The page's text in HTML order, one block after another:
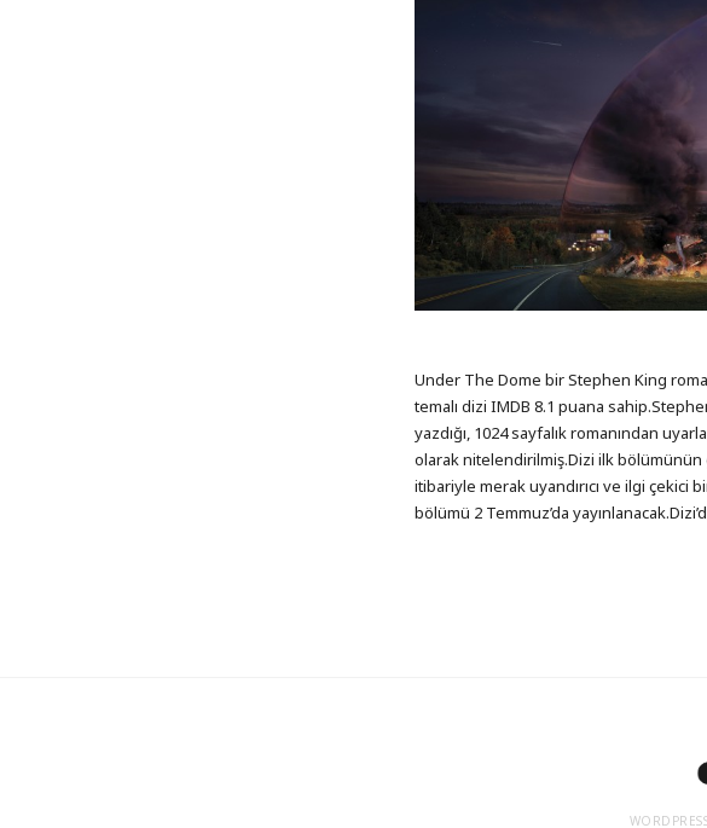
Under The Dome bir Stephen King
temalı dizi IMDB 8.1 puana
yazdığı, 1024 sayfalık romanından
olarak nitelendirilmiş.Dizi ilk
itibariyle merak uyandırıcı ve ilgi çekici
bölümü 2 Temmuz’da